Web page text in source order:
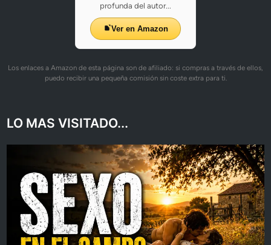
profunda del autor...
Ver en Amazon
Los enlaces a Amazon de esta página son de afiliado: si compras a través de ellos,
puedo recibir una pequeña comisión sin coste extra para ti.
LO MAS VISITADO...